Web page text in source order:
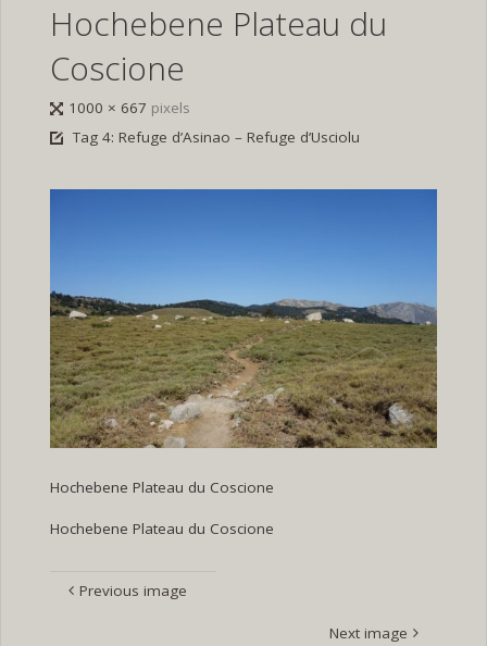
Hochebene Plateau du
Coscione
Full
size
1000 × 667 pixels
Tag 4: Refuge d’Asinao – Refuge d’Usciolu
Hochebene Plateau du Coscione
Hochebene Plateau du Coscione
Previous image
Next image